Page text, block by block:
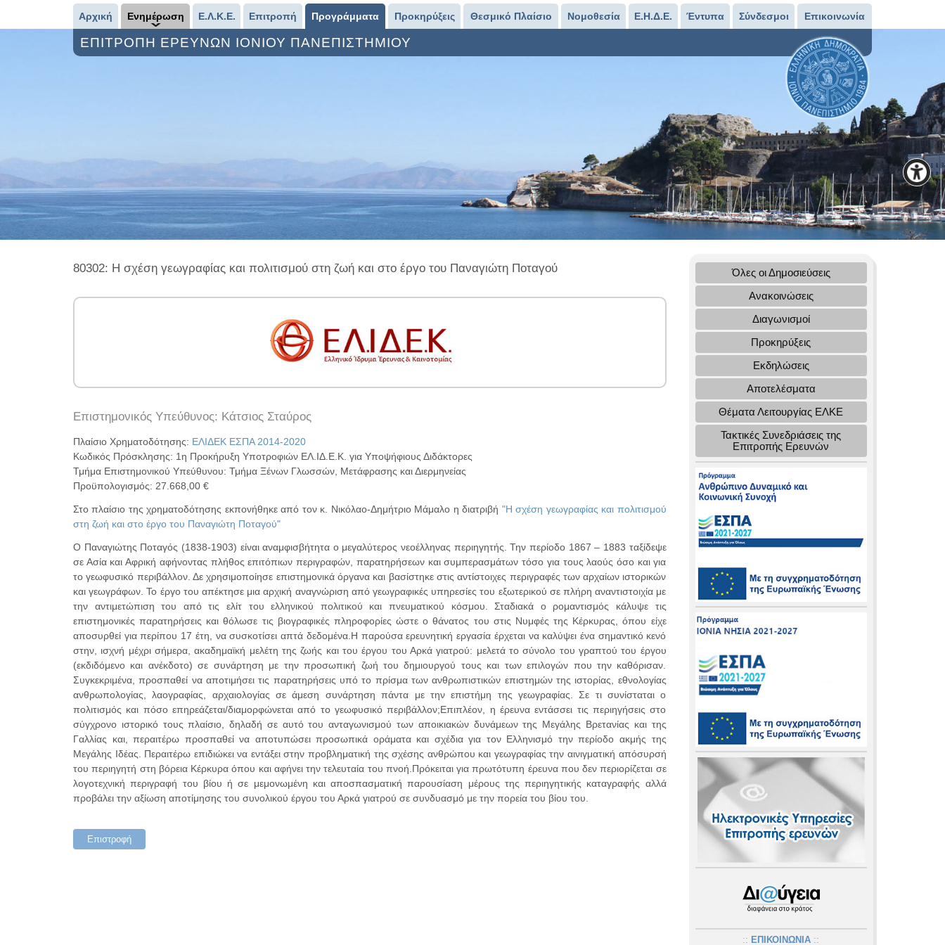
Αρχική Ενημέρωση Ε.Λ.Κ.Ε. Επιτροπή Προγράμματα Προκηρύξεις Θεσμικό Πλαίσιο Νομοθεσία Ε.Η.Δ.Ε. Έντυπα Σύνδεσμοι Επικοινωνία
ΕΠΙΤΡΟΠΗ ΕΡΕΥΝΩΝ ΙΟΝΙΟΥ ΠΑΝΕΠΙΣΤΗΜΙΟΥ
80302: Η σχέση γεωγραφίας και πολιτισμού στη ζωή και στο έργο του Παναγιώτη Ποταγού
Επιστημονικός Υπεύθυνος: Κάτσιος Σταύρος
Πλαίσιο Χρηματοδότησης: ΕΛΙΔΕΚ ΕΣΠΑ 2014-2020
Κωδικός Πρόσκλησης: 1η Προκήρυξη Υποτροφιών ΕΛ.ΙΔ.Ε.Κ. για Υποψήφιους Διδάκτορες
Τμήμα Επιστημονικού Υπεύθυνου: Τμήμα Ξένων Γλωσσών, Μετάφρασης και Διερμηνείας
Προϋπολογισμός: 27.668,00 €
Στο πλαίσιο της χρηματοδότησης εκπονήθηκε από τον κ. Νικόλαο-Δημήτριο Μάμαλο η διατριβή "Η σχέση γεωγραφίας και πολιτισμού
στη ζωή και στο έργο του Παναγιώτη Ποταγού"
Ο Παναγιώτης Ποταγός (1838-1903) είναι αναμφισβήτητα ο μεγαλύτερος νεοέλληνας περιηγητής. Την περίοδο 1867 – 1883 ταξίδεψε
σε Ασία και Αφρική αφήνοντας πλήθος επιτόπιων περιγραφών, παρατηρήσεων και συμπερασμάτων τόσο για τους λαούς όσο και για
το γεωφυσικό περιβάλλον. Δε χρησιμοποίησε επιστημονικά όργανα και βασίστηκε στις αντίστοιχες περιγραφές των αρχαίων ιστορικών
και γεωγράφων. Το έργο του απέκτησε μια αρχική αναγνώριση από γεωγραφικές υπηρεσίες του εξωτερικού σε πλήρη αναντιστοιχία με
την αντιμετώπιση του από τις ελίτ του ελληνικού πολιτικού και πνευματικού κόσμου. Σταδιακά ο ρομαντισμός κάλυψε τις
επιστημονικές παρατηρήσεις και θόλωσε τις βιογραφικές πληροφορίες ώστε ο θάνατος του στις Νυμφές της Κέρκυρας, όπου είχε
αποσυρθεί για περίπου 17 έτη, να συσκοτίσει απτά δεδομένα.Η παρούσα ερευνητική εργασία έρχεται να καλύψει ένα σημαντικό κενό
στην, ισχνή μέχρι σήμερα, ακαδημαϊκή μελέτη της ζωής και του έργου του Αρκά γιατρού: μελετά το σύνολο του γραπτού του έργου
(εκδιδόμενο και ανέκδοτο) σε συνάρτηση με την προσωπική ζωή του δημιουργού τους και των επιλογών που την καθόρισαν.
Συγκεκριμένα, προσπαθεί να αποτιμήσει τις παρατηρήσεις υπό το πρίσμα των ανθρωπιστικών επιστημών της ιστορίας, εθνολογίας
ανθρωπολογίας, λαογραφίας, αρχαιολογίας σε άμεση συνάρτηση πάντα με την επιστήμη της γεωγραφίας. Σε τι συνίσταται ο
πολιτισμός και πόσο επηρεάζεται/διαμορφώνεται από το γεωφυσικό περιβάλλον;Επιπλέον, η έρευνα εντάσσει τις περιηγήσεις στο
σύγχρονο ιστορικό τους πλαίσιο, δηλαδή σε αυτό του ανταγωνισμού των αποικιακών δυνάμεων της Μεγάλης Βρετανίας και της
Γαλλίας και, περαιτέρω προσπαθεί να αποτυπώσει προσωπικά οράματα και σχέδια για τον Ελληνισμό την περίοδο ακμής της
Μεγάλης Ιδέας. Περαιτέρω επιδιώκει να εντάξει στην προβληματική της σχέσης ανθρώπου και γεωγραφίας την αινιγματική απόσυρσή
του περιηγητή στη βόρεια Κέρκυρα όπου και αφήνει την τελευταία του πνοή.Πρόκειται για πρωτότυπη έρευνα που δεν περιορίζεται σε
λογοτεχνική περιγραφή του βίου ή σε μεμονωμένη και αποσπασματική παρουσίαση μέρους της περιηγητικής καταγραφής αλλά
προβάλει την αξίωση αποτίμησης του συνολικού έργου του Αρκά γιατρού σε συνδυασμό με την πορεία του βίου του.
Επιστροφή
Όλες οι Δημοσιεύσεις
Ανακοινώσεις
Διαγωνισμοί
Προκηρύξεις
Εκδηλώσεις
Αποτελέσματα
Θέματα Λειτουργίας ΕΛΚΕ
Τακτικές Συνεδριάσεις της
Επιτροπής Ερευνών
:: ΕΠΙΚΟΙΝΩΝΙΑ ::